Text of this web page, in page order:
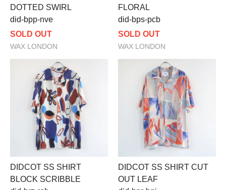
DOTTED SWIRL
did-bpp-nve
SOLD OUT
WAX LONDON
FLORAL
did-bps-pcb
SOLD OUT
WAX LONDON
DIDCOT SS SHIRT
BLOCK SCRIBBLE
DIDCOT SS SHIRT CUT
OUT LEAF